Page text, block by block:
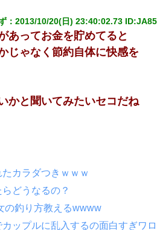
：2013/10/20(日) 23:40:02.73 ID:
あってお金を貯めてると
じゃなく節約自体に快感を
かと聞いてみたいセコだね
カラダつきｗｗｗ
どうなるの？
の釣り方教えるwwww
ップルに乱入するの面白すぎワロ